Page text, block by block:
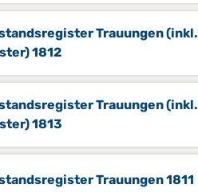
Trauungen (inkl.
1812
Trauungen (inkl.
1813
Trauungen 1811